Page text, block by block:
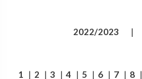
2022/2023 |
1 | 2 | 3 | 4 | 5 | 6 | 7 | 8 |